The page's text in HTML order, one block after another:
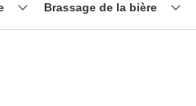
Brassage de la bière